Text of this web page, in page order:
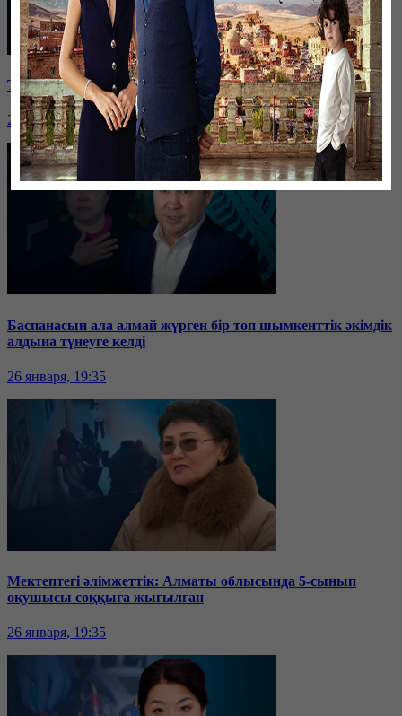
Таразда ТЭЦ қызметкерлері жалақы көтеруді талап етті
26 января, 19:36
Баспанасын ала алмай жүрген бір топ шымкенттік әкімдік
алдына түнеуге келді
26 января, 19:35
Мектептегі әлімжеттік: Алматы облысында 5-сынып
оқушысы соққыға жығылған
26 января, 19:35